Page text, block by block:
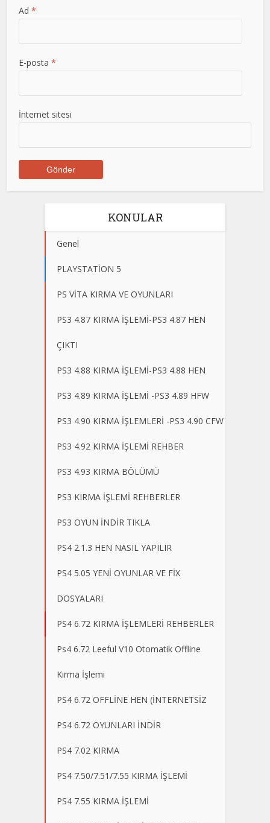
Ad*
E-posta*
İnternet sitesi
KONULAR
Genel
PLAYSTATİON 5
PS VİTA KIRMA VE OYUNLARI
PS3 4.87 KIRMA İŞLEMİ-PS3 4.87 HEN
ÇIKTI
PS3 4.88 KIRMA İŞLEMİ-PS3 4.88 HEN
PS3 4.89 KIRMA İŞLEMİ -PS3 4.89 HFW
PS3 4.90 KIRMA İŞLEMLERİ -PS3 4.90 CFW
PS3 4.92 KIRMA İŞLEMİ REHBER
PS3 4.93 KIRMA BÖLÜMÜ
PS3 KIRMA İŞLEMİ REHBERLER
PS3 OYUN İNDİR TIKLA
PS4 2.1.3 HEN NASIL YAPILIR
PS4 5.05 YENİ OYUNLAR VE FİX
DOSYALARI
PS4 6.72 KIRMA İŞLEMLERİ REHBERLER
Ps4 6.72 Leeful V10 Otomatik Offline
Kırma İşlemi
PS4 6.72 OFFLİNE HEN (İNTERNETSİZ
PS4 6.72 OYUNLARI İNDİR
PS4 7.02 KIRMA
PS4 7.50/7.51/7.55 KIRMA İŞLEMİ
PS4 7.55 KIRMA İŞLEMİ